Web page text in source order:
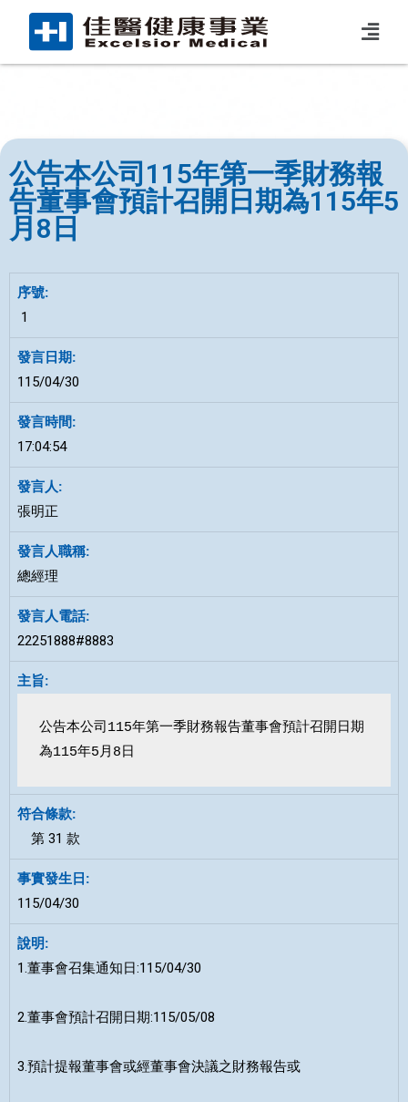
公告本公司115年第一季財務報
告董事會預計召開日期為115年5
月8日
1
115/04/30
17:04:54
張明正
總經理
22251888#8883
公告本公司115年第一季財務報告董事會預計召開日期
為115年5月8日
第 31 款
115/04/30
1.董事會召集通知日:115/04/30
2.董事會預計召開日期:115/05/08
3.預計提報董事會或經董事會決議之財務報告或